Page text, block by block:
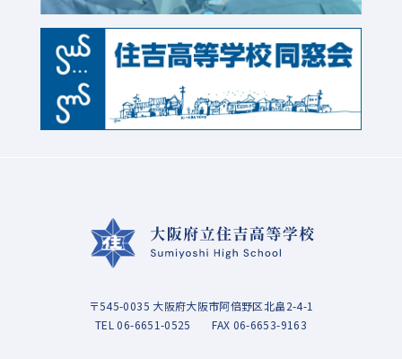
〒545-0035 大阪府大阪市阿倍野区北畠2-4-1
TEL06-6651-0525 FAX 06-6653-9163